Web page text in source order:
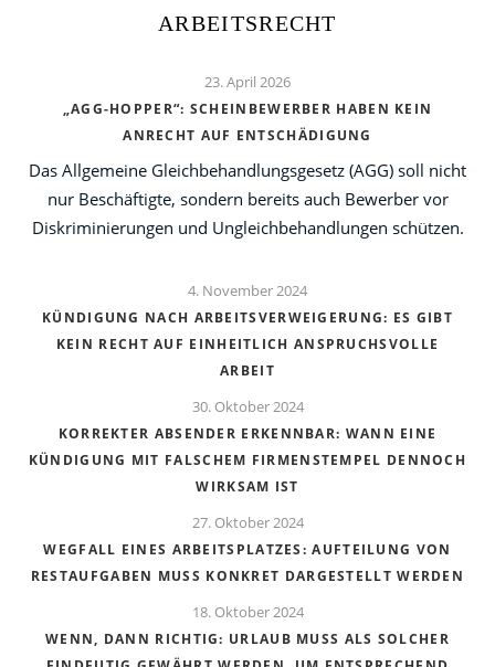
ARBEITSRECHT
23. April 2026
„AGG-HOPPER“: SCHEINBEWERBER HABEN KEIN
ANRECHT AUF ENTSCHÄDIGUNG
Das Allgemeine Gleichbehandlungsgesetz (AGG) soll nicht
nur Beschäftigte, sondern bereits auch Bewerber vor
Diskriminierungen und Ungleichbehandlungen schützen.
4. November 2024
KÜNDIGUNG NACH ARBEITSVERWEIGERUNG: ES GIBT
KEIN RECHT AUF EINHEITLICH ANSPRUCHSVOLLE
ARBEIT
30. Oktober 2024
KORREKTER ABSENDER ERKENNBAR: WANN EINE
KÜNDIGUNG MIT FALSCHEM FIRMENSTEMPEL DENNOCH
WIRKSAM IST
27. Oktober 2024
WEGFALL EINES ARBEITSPLATZES: AUFTEILUNG VON
RESTAUFGABEN MUSS KONKRET DARGESTELLT WERDEN
18. Oktober 2024
WENN, DANN RICHTIG: URLAUB MUSS ALS SOLCHER